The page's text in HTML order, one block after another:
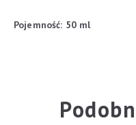
Pojemność: 50 ml